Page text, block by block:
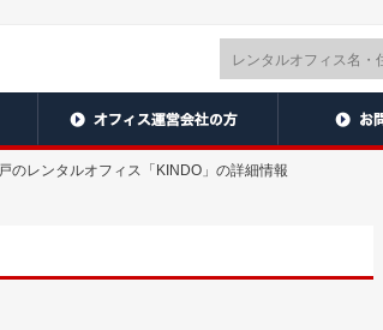
のレンタルオフィス「KINDO」の詳細情報